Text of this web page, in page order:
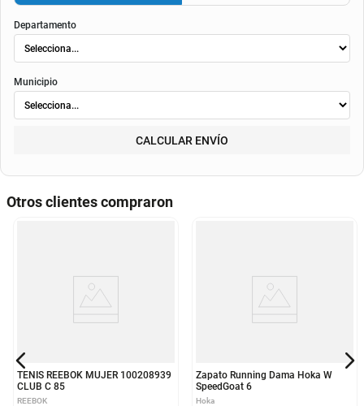
Departamento
Municipio
CALCULAR ENVÍO
Otros clientes compraron
TENIS REEBOK MUJER 100208939
CLUB C 85
REEBOK
Zapato Running Dama Hoka W
SpeedGoat 6
Hoka